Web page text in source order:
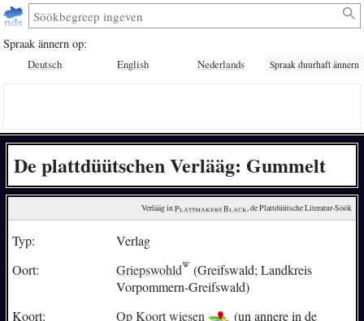
Spraak ännern op:
Deutsch English Nederlands Spraak duurhaft ännern
De plattdüütschen Verlääg: Gummelt
Verlääg in Plattmakers Black, de Plattdüütsche Literatur-Söök
Typ:
Verlag
Oort:
Griepswohld
(Greifswald; Landkreis
Vorpommern-Greifswald)
Koort:
Op Koort wiesen
(un annere in de